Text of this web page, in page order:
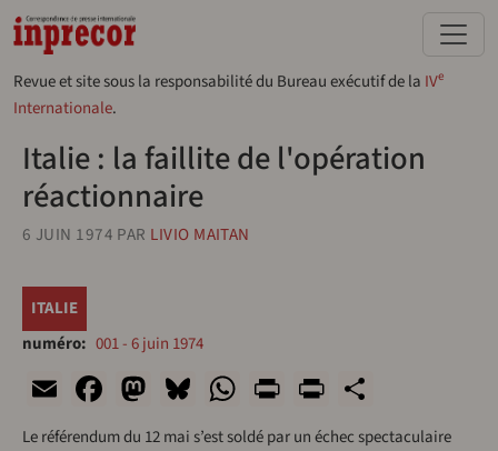
Aller au contenu principal
Revue et site sous la responsabilité du Bureau exécutif de la IVe
Internationale.
Italie : la faillite de l'opération
réactionnaire
6 JUIN 1974 PAR LIVIO MAITAN
ITALIE
numéro
001 - 6 juin 1974
EmailFacebook
Mastodon
Bluesky
WhatsApp
Print
Le référendum du 12 mai s’est soldé par un échec spectaculaire